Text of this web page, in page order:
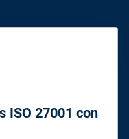
ISO 27001 con